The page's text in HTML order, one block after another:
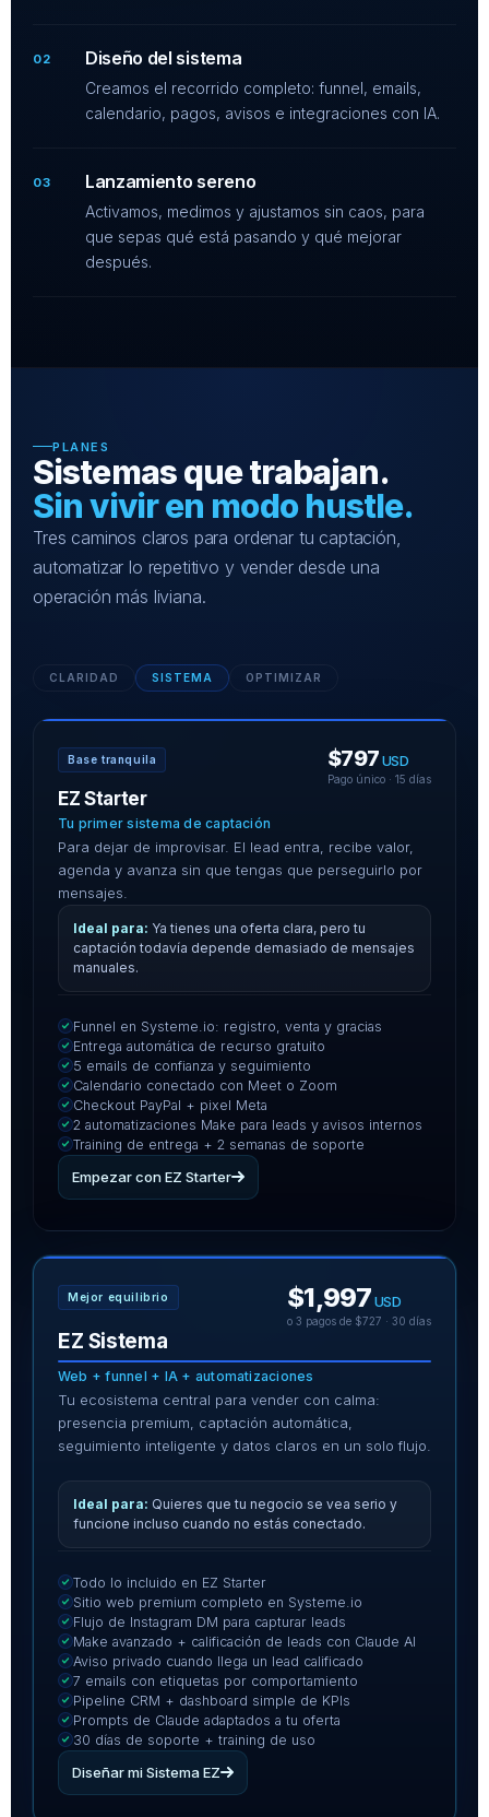
02 Diseño del sistema
Creamos el recorrido completo: funnel, emails,
calendario, pagos, avisos e integraciones con IA.
03 Lanzamiento sereno
Activamos, medimos y ajustamos sin caos, para
que sepas qué está pasando y qué mejorar
después.
PLANES
Sistemas que trabajan.
Sin vivir en modo hustle.
Tres caminos claros para ordenar tu captación,
automatizar lo repetitivo y vender desde una
operación más liviana.
CLARIDAD SISTEMA OPTIMIZAR
Base tranquila $797USD
Pago único · 15 días
EZ Starter
Tu primer sistema de captación
Para dejar de improvisar. El lead entra, recibe valor,
agenda y avanza sin que tengas que perseguirlo por
mensajes.
Ya tienes una oferta clara, pero tu
captación todavía depende demasiado de mensajes
manuales.
Funnel en Systeme.io: registro, venta y gracias
Entrega automática de recurso gratuito
5 emails de confianza y seguimiento
Calendario conectado con Meet o Zoom
Checkout PayPal + pixel Meta
2 automatizaciones Make para leads y avisos internos
Training de entrega + 2 semanas de soporte
Empezar con EZ Starter
Mejor equilibrio $1,997USD
o 3 pagos de $727 · 30 días
EZ Sistema
Web + funnel + IA + automatizaciones
Tu ecosistema central para vender con calma:
presencia premium, captación automática,
seguimiento inteligente y datos claros en un solo flujo.
Quieres que tu negocio se vea serio y
funcione incluso cuando no estás conectado.
Todo lo incluido en EZ Starter
Sitio web premium completo en Systeme.io
Flujo de Instagram DM para capturar leads
Make avanzado + calificación de leads con Claude AI
Aviso privado cuando llega un lead calificado
7 emails con etiquetas por comportamiento
Pipeline CRM + dashboard simple de KPIs
Prompts de Claude adaptados a tu oferta
30 días de soporte + training de uso
Diseñar mi Sistema EZ